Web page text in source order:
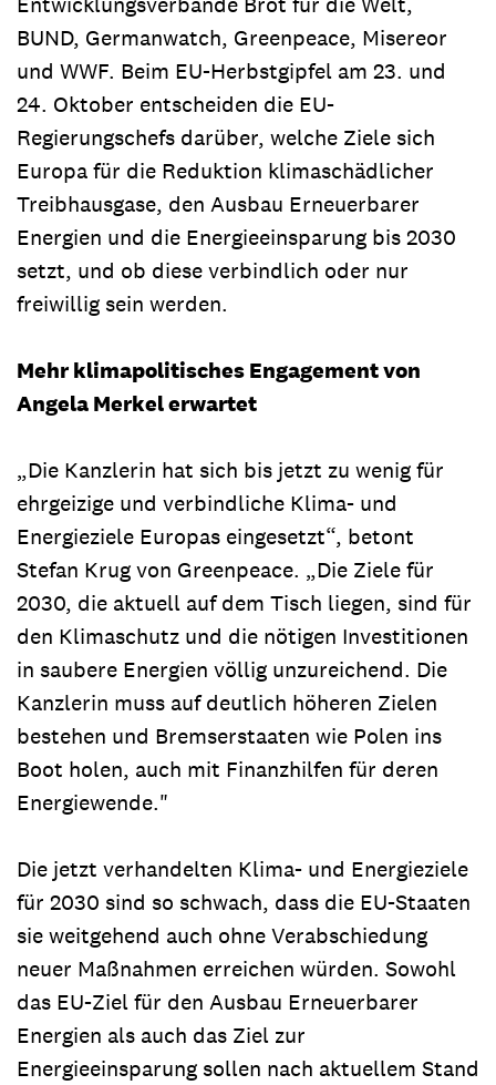
BUND, Germanwatch, Greenpeace, Misereor
und WWF. Beim EU-Herbstgipfel am 23. und
24. Oktober entscheiden die EU-
Regierungschefs darüber, welche Ziele sich
Europa für die Reduktion klimaschädlicher
Treibhausgase, den Ausbau Erneuerbarer
Energien und die Energieeinsparung bis 2030
setzt, und ob diese verbindlich oder nur
freiwillig sein werden.
Mehr klimapolitisches Engagement von
Angela Merkel erwartet
„Die Kanzlerin hat sich bis jetzt zu wenig für
ehrgeizige und verbindliche Klima- und
Energieziele Europas eingesetzt“, betont
Stefan Krug von Greenpeace. „Die Ziele für
2030, die aktuell auf dem Tisch liegen, sind für
den Klimaschutz und die nötigen Investitionen
in saubere Energien völlig unzureichend. Die
Kanzlerin muss auf deutlich höheren Zielen
bestehen und Bremserstaaten wie Polen ins
Boot holen, auch mit Finanzhilfen für deren
Energiewende."
Die jetzt verhandelten Klima- und Energieziele
für 2030 sind so schwach, dass die EU-Staaten
sie weitgehend auch ohne Verabschiedung
neuer Maßnahmen erreichen würden. Sowohl
das EU-Ziel für den Ausbau Erneuerbarer
Energien als auch das Ziel zur
Energieeinsparung sollen nach aktuellem Stand